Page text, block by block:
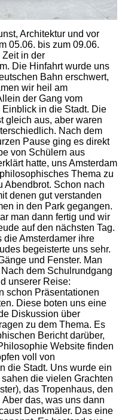
Architektur und vor
05.06. bis zum 09.06.
in der
Die Hinfahrt wurde uns
Bahn erschwert,
wir heil am
der Gang vom
in die Stadt. Die
gleich aus, aber waren
Nach dem
Pause ging es direkt
von Schülern aus
hatte, uns Amsterdam
Thema zu
Abendbrot. Schon nach
denen gut verstanden
in den Park gegangen.
man dann fertig und wir
auf den nächsten Tag.
die Amsterdamer ihre
begeisterte uns sehr.
und Fenster. Man
dem Schulrundgang
unserer Reise:
schon Präsentationen
Diese boten uns eine
Diskussion über
zu dem Thema. Es
Bericht darüber,
Website finden
voll von
die Stadt. Uns wurde ein
die vielen Grachten
das Tropenhaus, den
das, was uns dann
Denkmäler. Das eine